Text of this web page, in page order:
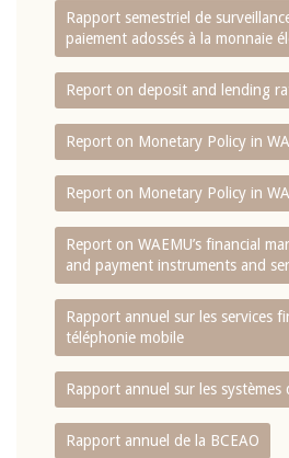
Rapport semestriel de
paiement adossés à la monnaie
Report on deposit and lending
Report on Monetary Policy in
Report on Monetary Policy in
Report on WAEMU’s financial
and payment instruments and
Rapport annuel sur les services
téléphonie mobile
Rapport annuel sur les systèmes
Rapport annuel de la BCEAO